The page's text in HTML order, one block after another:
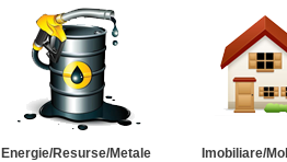
Energie/Resurse/Metale Imobiliare/